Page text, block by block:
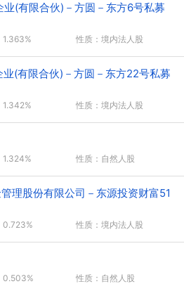
(有限合伙)－方圆－东方6号私募
1.363% 性质：境内法人股
(有限合伙)－方圆－东方22号私募
1.342% 性质：境内法人股
1.324% 性质：自然人股
理股份有限公司－东源投资财富51
0.723% 性质：境内法人股
0.503% 性质：自然人股